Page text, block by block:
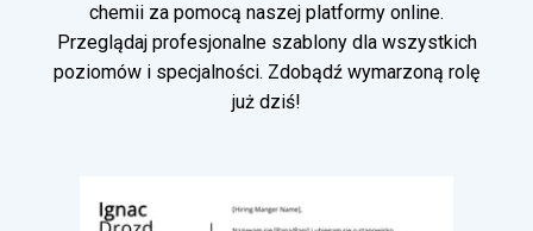
chemii za pomocą naszej platformy online.
Przeglądaj profesjonalne szablony dla wszystkich
poziomów i specjalności. Zdobądź wymarzoną rolę
już dziś!